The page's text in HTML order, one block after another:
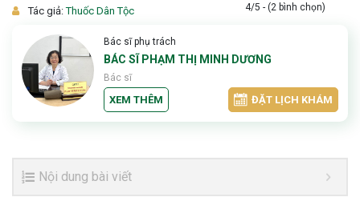
Tác giả:Thuốc Dân Tộc 4/5 - (2 bình chọn)
Bác sĩ phụ trách
BÁC SĨ PHẠM THỊ MINH DƯƠNG
Bác sĩ
XEM THÊM ĐẶT LỊCH KHÁM
Nội dung bài viết